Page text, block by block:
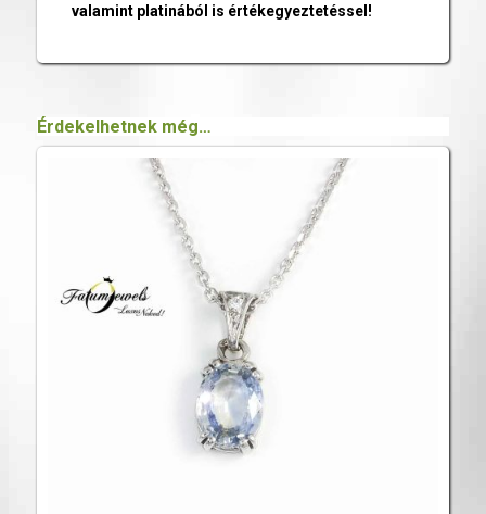
valamint platinából is értékegyeztetéssel!
Érdekelhetnek még…